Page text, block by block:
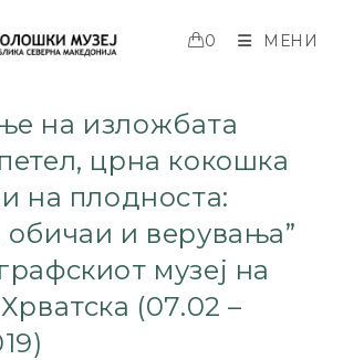
0 МЕНИ
на изложбата
црна кокошка
на плодноста:
и верувања”
музеј на
(07.02 –